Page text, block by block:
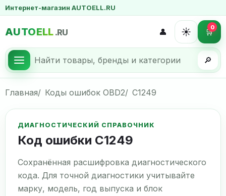
Интернет-магазин AUTOELL.RU
AUTOELL .RU
🔎
👤 ☀️ 🛒0
Главная Коды ошибок OBD2 C1249
ДИАГНОСТИЧЕСКИЙ СПРАВОЧНИК
Код ошибки C1249
Сохранённая расшифровка диагностического
кода. Для точной диагностики учитывайте
марку, модель, год выпуска и блок